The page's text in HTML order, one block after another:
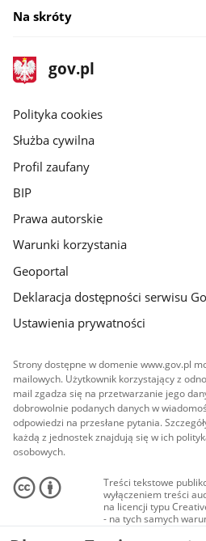
Na skróty
stopka
gov.pl
Strona
gov.pl
gov.pl
Polityka cookies
Służba cywilna
Profil zaufany
BIP
Prawa autorskie
Warunki korzystania
Geoportal
Deklaracja dostępności serwisu
Ustawienia prywatności
Strony dostępne w domenie www.gov.pl
mailowych. Użytkownik korzystający z
mail zgadza się na przetwarzanie jego
dobrowolnie podanych danych w
odpowiedzi na przesłane pytania.
każdą z jednostek znajdują się w ich
osobowych.
Treści tekstowe
wyłączeniem treści
na licencji typu
- na tych samych
Materiały